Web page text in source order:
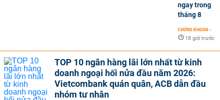
ngay trong
tháng 8
CHỨNG KHOÁN -
18 giờ trước
TOP 10 ngân hàng lãi lớn nhất từ kinh
doanh ngoại hối nửa đầu năm 2026:
Vietcombank quán quân, ACB dẫn đầu
nhóm tư nhân